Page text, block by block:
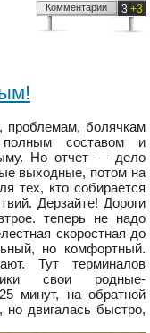
3 +3
Комментарии
болячкам
составом и
Но отчет — дело
выходные, потом на
тех, кто собирается
Дерзайте! Дороги
теперь не надо
скоростная до
но комфортный.
Тут терминалов
свои родные-
минут, на обратной
двигалась быстро,